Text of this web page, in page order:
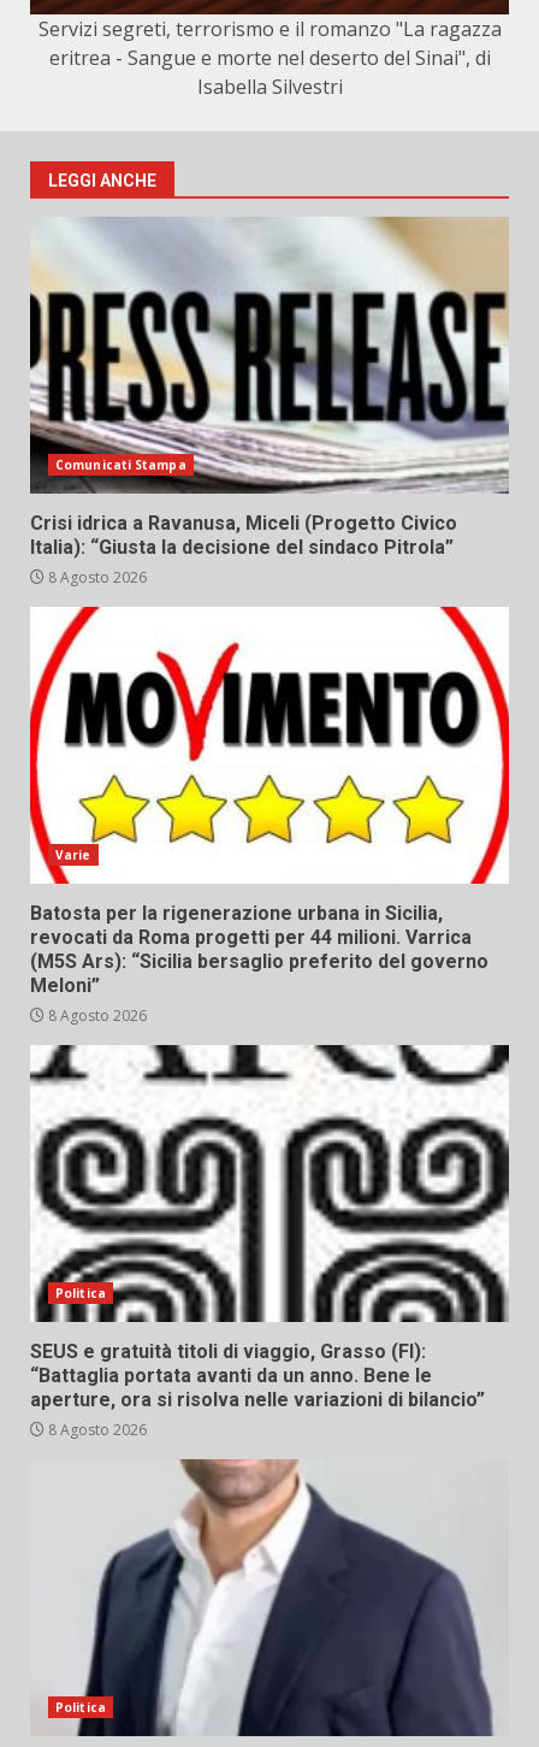
Servizi segreti, terrorismo e il romanzo "La ragazza
eritrea - Sangue e morte nel deserto del Sinai", di
Isabella Silvestri
LEGGI ANCHE
Comunicati Stampa
Crisi idrica a Ravanusa, Miceli (Progetto Civico
Italia): “Giusta la decisione del sindaco Pitrola”
8 Agosto 2026
Varie
Batosta per la rigenerazione urbana in Sicilia,
revocati da Roma progetti per 44 milioni. Varrica
(M5S Ars): “Sicilia bersaglio preferito del governo
Meloni”
8 Agosto 2026
Politica
SEUS e gratuità titoli di viaggio, Grasso (FI):
“Battaglia portata avanti da un anno. Bene le
aperture, ora si risolva nelle variazioni di bilancio”
8 Agosto 2026
Politica